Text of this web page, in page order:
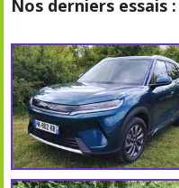
Nos derniers essais :